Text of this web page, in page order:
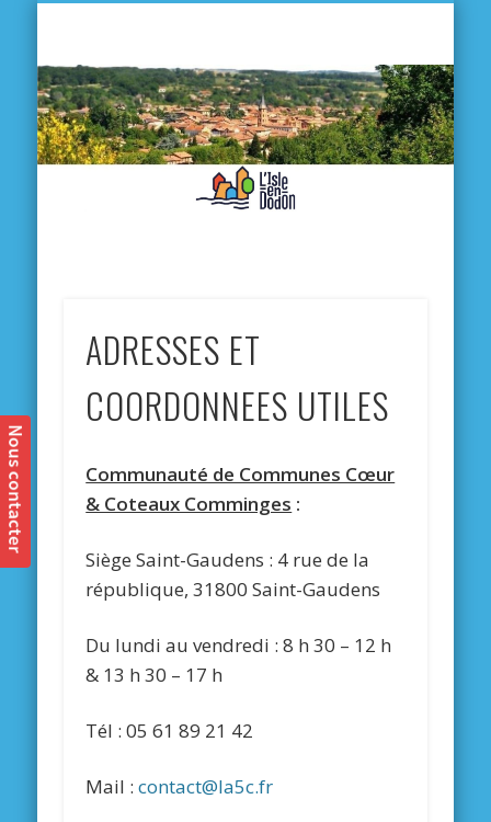
ADRESSES ET
COORDONNEES UTILES
Communauté de Communes Cœur
& Coteaux Comminges :
Siège Saint-Gaudens : 4 rue de la
république, 31800 Saint-Gaudens
Du lundi au vendredi : 8 h 30 – 12 h
& 13 h 30 – 17 h
Tél : 05 61 89 21 42
Mail :contact@la5c.fr